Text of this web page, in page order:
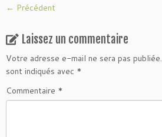
← Précédent
Laissez un commentaire
Votre adresse e-mail ne sera pas publiée.
sont indiqués avec *
Commentaire *